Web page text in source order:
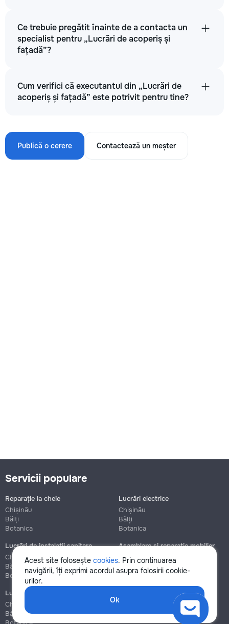
Ce trebuie pregătit înainte de a contacta un
specialist pentru „Lucrări de acoperiș și
fațadă”?
Cum verifici că executantul din „Lucrări de
acoperiș și fațadă” este potrivit pentru tine?
Publică o cerere Contactează un meșter
Acest site folosește cookies. Prin continuarea
navigării, îți exprimi acordul asupra folosirii cookie-
urilor.
Ok
Servicii populare
Reparație la cheie
Chișinău
Bălți
Botanica
Lucrări electrice
Chișinău
Bălți
Botanica
Lucrări de instalații sanitare
Chișinău
Bălți
Botanica
Asamblare și reparație mobilier
Chișinău
Botanica
Lucrări de construcție și instalare
Chișinău
Bălți